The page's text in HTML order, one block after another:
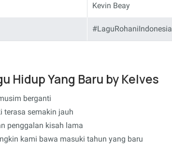
Kevin Beay
#LaguRohaniIndonesia
Hidup Yang Baru by Kelves
berganti
terasa semakin jauh
penggalan kisah lama
kami bawa masuki tahun yang baru